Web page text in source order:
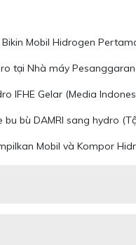
Mobil Hidrogen
tại Nhà máy
IFHE Gelar (Media
bu bù DAMRI sang hydro
Mobil và Kompor